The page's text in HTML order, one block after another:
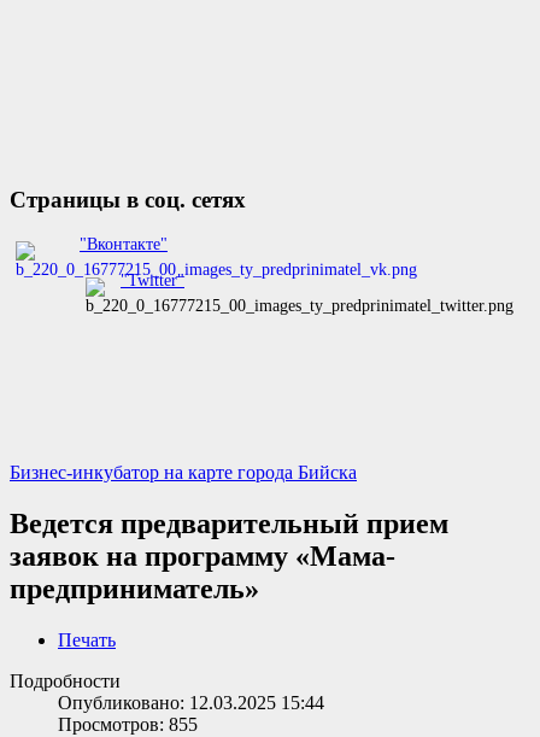
Страницы в соц. сетях
"Вконтакте"
"Twitter"
Бизнес-инкубатор на карте города Бийска
Ведется предварительный прием
заявок на программу «Мама-
предприниматель»
Печать
Подробности
Опубликовано: 12.03.2025 15:44
Просмотров: 855